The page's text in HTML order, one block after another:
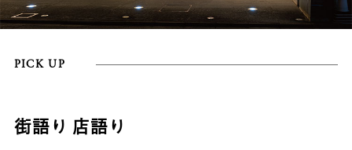
PICK UP
街語り 店語り